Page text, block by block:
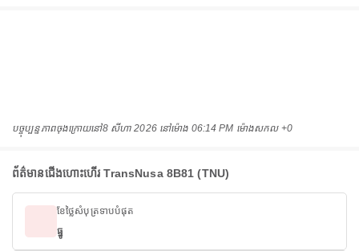
បច្ចុប្បន្នភាពចុងក្រោយនៅ8 សីហា 2026 នៅ​ម៉ោង 06:14 PM ម៉ោង​សកល +0
ព័ត៌មានជើងហោះហើរ TransNusa 8B81 (TNU)
ខែថ្លៃសំបុត្រទាបបំផុត
ធ្នូ